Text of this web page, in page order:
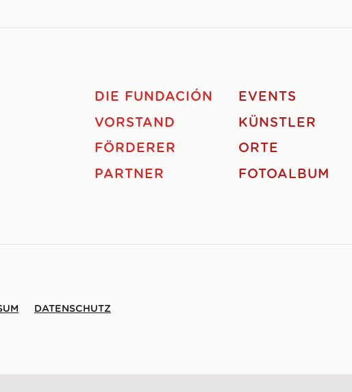
DIE FUNDACIÓN
VORSTAND
FÖRDERER
PARTNER
EVENTS
KÜNSTLER
ORTE
FOTOALBUM
DATENSCHUTZ